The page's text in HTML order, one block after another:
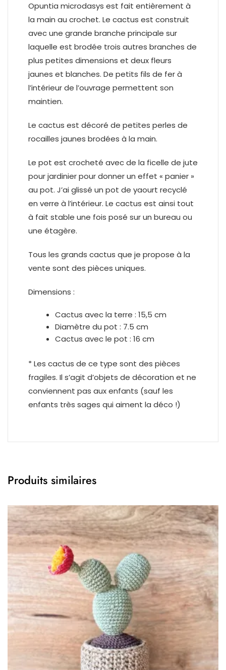
Opuntia microdasys est fait entièrement à
la main au crochet. Le cactus est construit
avec une grande branche principale sur
laquelle est brodée trois autres branches de
plus petites dimensions et deux fleurs
jaunes et blanches. De petits fils de fer à
l’intérieur de l’ouvrage permettent son
maintien.
Le cactus est décoré de petites perles de
rocailles jaunes brodées à la main.
Le pot est crocheté avec de la ficelle de jute
pour jardinier pour donner un effet « panier »
au pot. J’ai glissé un pot de yaourt recyclé
en verre à l’intérieur. Le cactus est ainsi tout
à fait stable une fois posé sur un bureau ou
une étagère.
Tous les grands cactus que je propose à la
vente sont des pièces uniques.
Dimensions :
Cactus avec la terre : 15,5 cm
Diamètre du pot : 7.5 cm
Cactus avec le pot : 16 cm
* Les cactus de ce type sont des pièces
fragiles. Il s’agit d’objets de décoration et ne
conviennent pas aux enfants (sauf les
enfants très sages qui aiment la déco !)
Produits similaires